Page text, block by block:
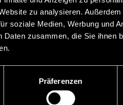
zu analysieren.
soziale Medien, Werbung und
Daten zusammen, die Sie ihnen
Präferenzen